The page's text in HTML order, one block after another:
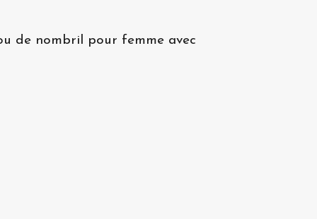
de nombril pour femme avec